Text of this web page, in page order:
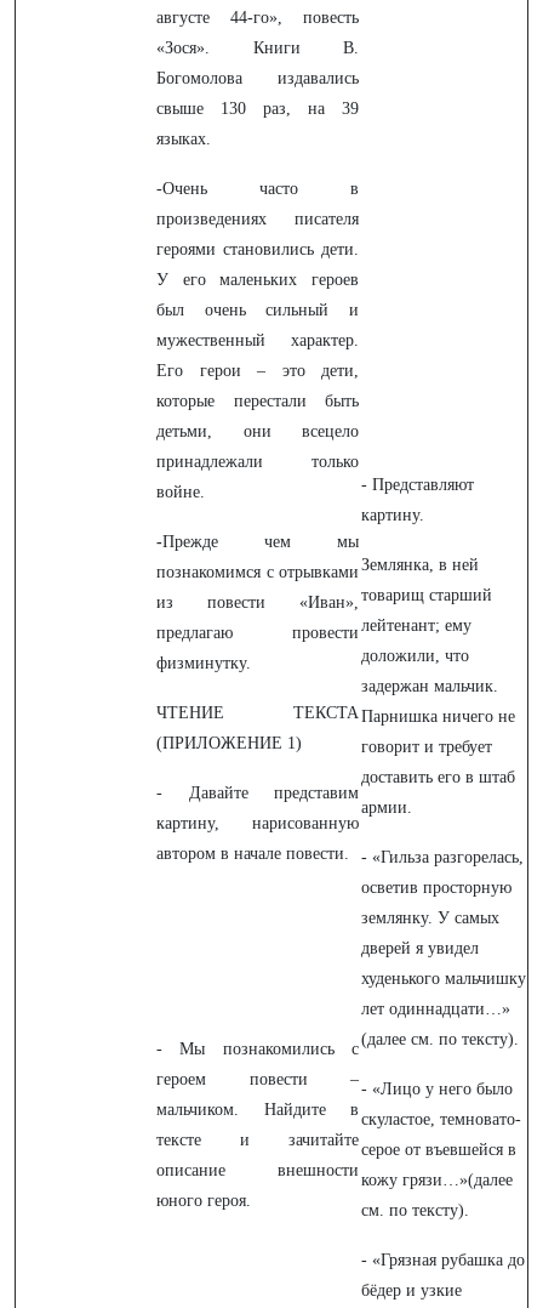
августе 44-го», повесть
«Зося». Книги В.
Богомолова издавались
свыше 130 раз, на 39
языках.
-Очень часто в
произведениях писателя
героями становились дети.
У его маленьких героев
был очень сильный и
мужественный характер.
Его герои – это дети,
которые перестали быть
детьми, они всецело
принадлежали только
войне.
-Прежде чем мы
познакомимся с отрывками
из повести «Иван»,
предлагаю провести
физминутку.
ЧТЕНИЕ ТЕКСТА
(ПРИЛОЖЕНИЕ 1)
- Давайте представим
картину, нарисованную
автором в начале повести.
- Мы познакомились с
героем повести –
мальчиком. Найдите в
тексте и зачитайте
описание внешности
юного героя.
- Представляют
картину.
Землянка, в ней
товарищ старший
лейтенант; ему
доложили, что
задержан мальчик.
Парнишка ничего не
говорит и требует
доставить его в штаб
армии.
- «Гильза разгорелась,
осветив просторную
землянку. У самых
дверей я увидел
худенького мальчишку
лет одиннадцати…»
(далее см. по тексту).
- «Лицо у него было
скуластое, темновато-
серое от въевшейся в
кожу грязи…»(далее
см. по тексту).
- «Грязная рубашка до
бёдер и узкие